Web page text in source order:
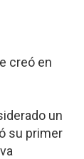
creó en
un
su primer